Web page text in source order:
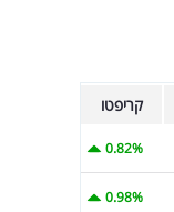
קריפטו
0.82%
0.98%